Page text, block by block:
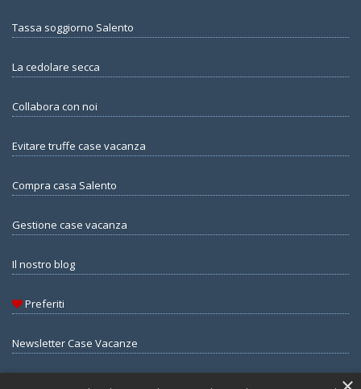
Tassa soggiorno Salento
La cedolare secca
Collabora con noi
Evitare truffe case vacanza
Compra casa Salento
Gestione case vacanza
Il nostro blog
Preferiti
Newsletter Case Vacanze